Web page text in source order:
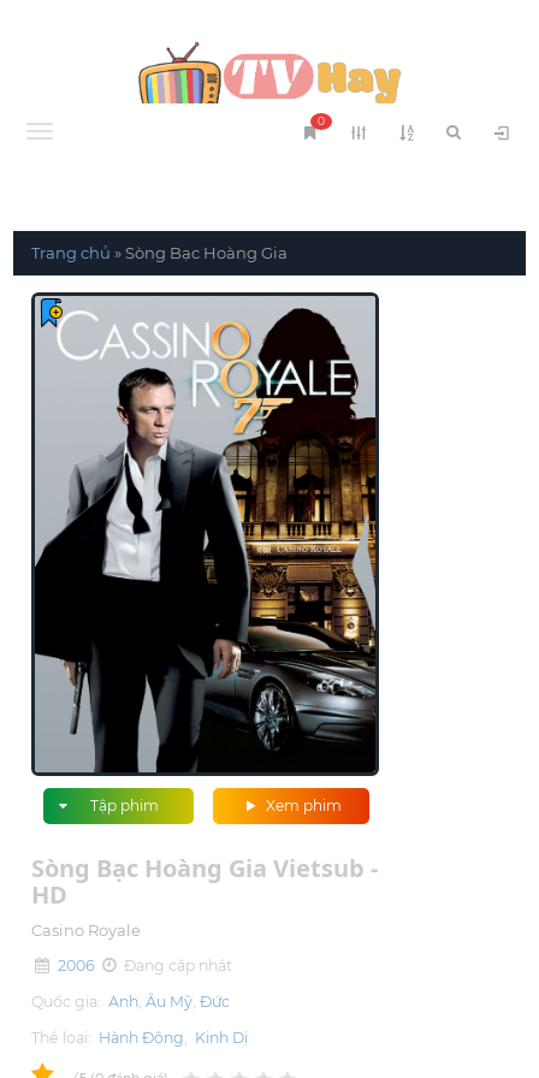
Menu
0
Trang chủ »Sòng Bạc Hoàng Gia
Xem phim
Tập phim
Sòng Bạc Hoàng Gia Vietsub -
HD
Casino Royale
2006
Đang cập nhật
Quốc gia: Anh Âu Mỹ Đức
Thể loại: Hành Động, Kinh Dị